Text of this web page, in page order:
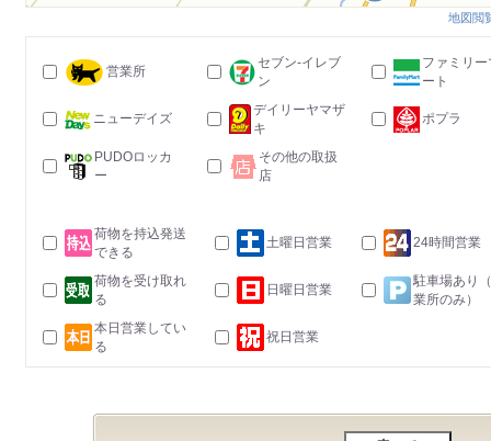
地図閲
営業所
セブン-イレブ
ン
ファミリー
ート
ニューデイズ
デイリーヤマザ
キ
ポプラ
PUDOロッカ
ー
その他の取扱
店
荷物を持込発送
できる
土曜日営業 24時間営業
荷物を受け取れ
る
日曜日営業
駐車場あり
業所のみ）
本日営業してい
る
祝日営業